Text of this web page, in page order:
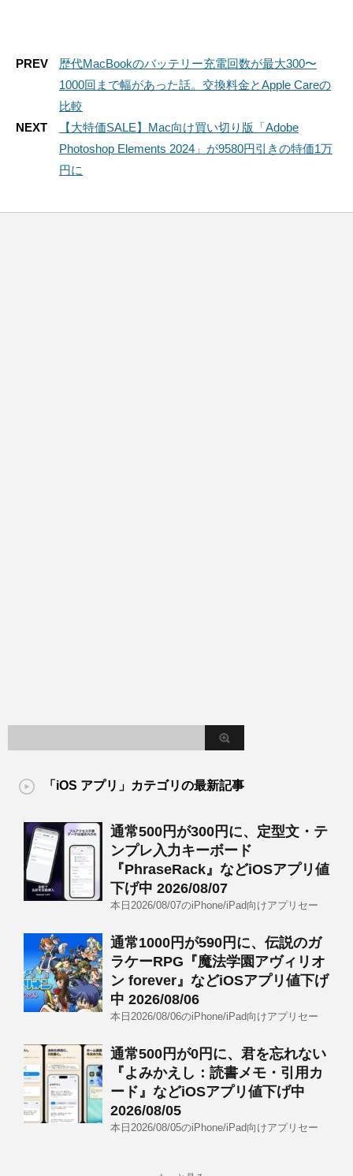
PREV
歴代MacBookのバッテリー充電回数が最大300〜
1000回まで幅があった話。交換料金とApple Careの
比較
NEXT
【大特価SALE】Mac向け買い切り版「Adobe
Photoshop Elements 2024」が9580円引きの特価1万
円に
「iOS アプリ」カテゴリの最新記事
通常500円が300円に、定型文・テ
ンプレ入力キーボード
『PhraseRack』などiOSアプリ値
下げ中 2026/08/07
本日2026/08/07のiPhone/iPad向けアプリセー
通常1000円が590円に、伝説のガ
ラケーRPG『魔法学園アヴィリオ
ン forever』などiOSアプリ値下げ
中 2026/08/06
本日2026/08/06のiPhone/iPad向けアプリセー
通常500円が0円に、君を忘れない
『よみかえし：読書メモ・引用カ
ード』などiOSアプリ値下げ中
2026/08/05
本日2026/08/05のiPhone/iPad向けアプリセー